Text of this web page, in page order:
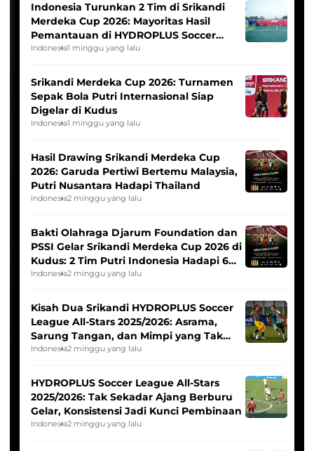
Indonesia Turunkan 2 Tim di Srikandi
Merdeka Cup 2026: Mayoritas Hasil
Pemantauan di HYDROPLUS Soccer
League
Indonesia1 minggu yang lalu
Srikandi Merdeka Cup 2026: Turnamen
Sepak Bola Putri Internasional Siap
Digelar di Kudus
Indonesia1 minggu yang lalu
Hasil Drawing Srikandi Merdeka Cup
2026: Garuda Pertiwi Bertemu Malaysia,
Putri Nusantara Hadapi Thailand
Indonesia2 minggu yang lalu
Bakti Olahraga Djarum Foundation dan
PSSI Gelar Srikandi Merdeka Cup 2026 di
Kudus: 2 Tim Putri Indonesia Hadapi 6
Tim Asia
Indonesia2 minggu yang lalu
Kisah Dua Srikandi HYDROPLUS Soccer
League All-Stars 2025/2026: Asrama,
Sarung Tangan, dan Mimpi yang Tak
Pernah Padam
Indonesia2 minggu yang lalu
HYDROPLUS Soccer League All-Stars
2025/2026: Tak Sekadar Ajang Berburu
Gelar, Konsistensi Jadi Kunci Pembinaan
Indonesia2 minggu yang lalu